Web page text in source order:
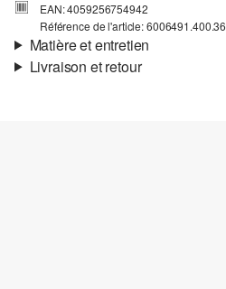
EAN: 4059256754942
Référence de l'article: 6006491.400.36
Matière et entretien
Livraison et retour